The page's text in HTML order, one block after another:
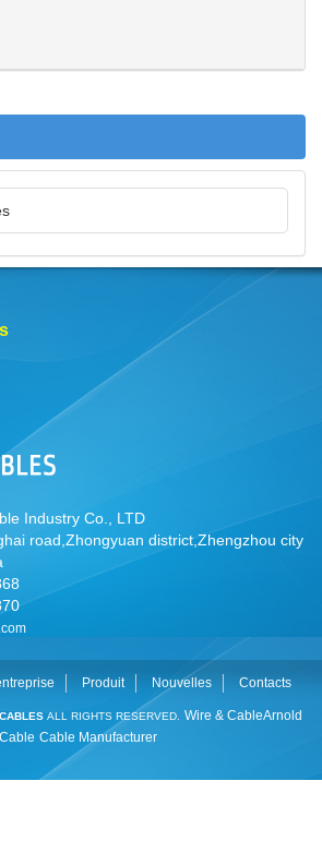
Industry Co., LTD
road,Zhongyuan district,Zhengzhou city
Produit Nouvelles Contacts
ALL RIGHTS RESERVED. Wire & CableArnold
Cable Cable Manufacturer